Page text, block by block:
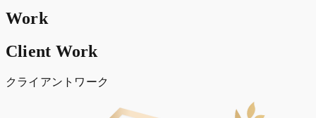
Work
Client Work
クライアントワーク